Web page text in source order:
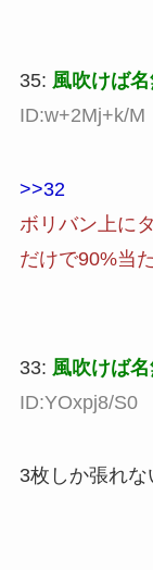
35: 風吹けば
ID:w+2Mj+k/M
>>32
ボリバン上に
だけで90%当
33: 風吹けば
ID:YOxpj8/S0
3枚しか張れ